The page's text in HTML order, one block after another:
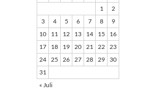
1
2
3
4 5 6 7 8
9
10
11 12 13 14 15
16
17
18 19 20 21 22 23
24 25 26 27 28 29
30
31
« Juli